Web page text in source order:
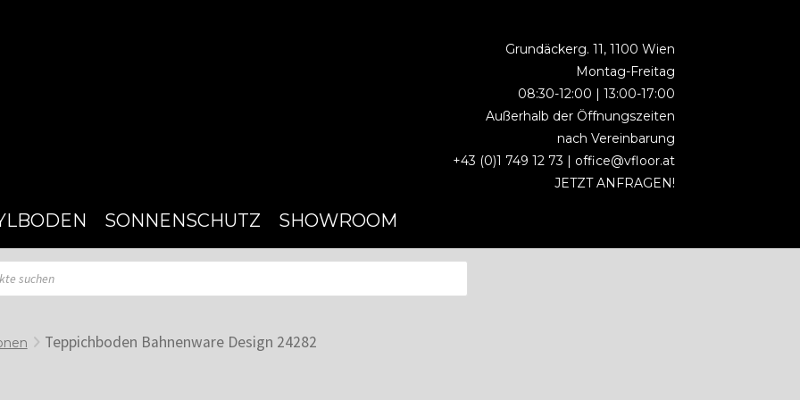
Grundäckerg. 11, 1100 Wien
Montag-Freitag
08:30-12:00 | 13:00-17:00
Außerhalb der Öffnungszeiten
nach Vereinbarung
+43 (0)1 749 12 73 | office@vfloor.at
JETZT ANFRAGEN!
SONNENSCHUTZ SHOWROOM
Teppichboden Bahnenware Design 24282